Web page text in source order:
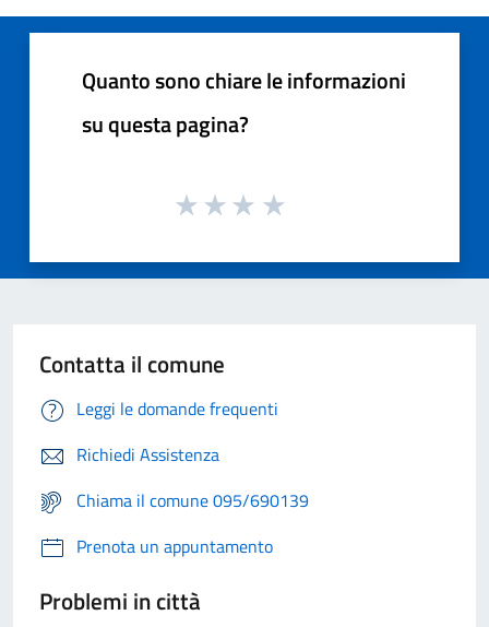
Quanto sono chiare le informazioni
su questa pagina?
Contatta il comune
Leggi le domande frequenti
Richiedi Assistenza
Chiama il comune 095/690139
Prenota un appuntamento
Problemi in città